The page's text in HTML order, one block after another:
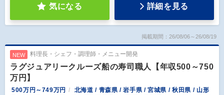
気になる 詳細を見る
掲載期間：26/08/06～26/08/19
NEW 料理長・シェフ・調理師・メニュー開発
ラグジュアリークルーズ船の寿司職人【年収500～750
万円】
500万円～749万円
北海道 / 青森県 / 岩手県 / 宮城県 / 秋田県 / 山形